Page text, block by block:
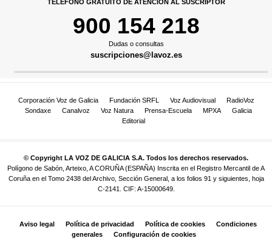
TELÉFONO GRATUITO DE ATENCIÓN AL SUSCRIPTOR
900 154 218
Dudas o consultas
suscripciones@lavoz.es
Corporación Voz de Galicia Fundación SRFL Voz Audiovisual
RadioVoz
Sondaxe
Canalvoz Voz Natura Prensa-Escuela MPXA
Galicia
Editorial
© Copyright LA VOZ DE GALICIA S.A. Todos los derechos reservados.
Polígono de Sabón, Arteixo, A CORUÑA (ESPAÑA) Inscrita en el Registro Mercantil de A
Coruña en el Tomo 2438 del Archivo, Sección General, a los folios 91 y siguientes, hoja
C-2141. CIF: A-15000649.
Aviso legal Política de privacidad Política de cookies
Condiciones
generales
Configuración de cookies